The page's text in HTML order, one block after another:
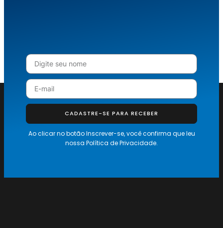
CADASTRE-SE PARA RECEBER
Ao clicar no botão Inscrever-se, você confirma que leu
nossa Política de Privacidade.